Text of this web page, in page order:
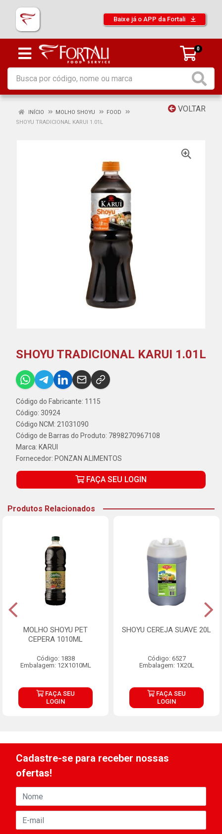
Baixe já o APP da Fortali
0
VOLTAR
INÍCIO MOLHO SHOYU
FOOD
SHOYU TRADICIONAL KARUI 1.01L
SHOYU TRADICIONAL KARUI 1.01L
Código do Fabricante: 1115
Código: 30924
Código NCM: 21031090
Código de Barras do Produto: 7898270967108
Marca: KARUI
Fornecedor: PONZAN ALIMENTOS
FAÇA SEU LOGIN
Produtos Relacionados
MOLHO SHOYU PET
CEPERA 1010ML
Código: 1838
Embalagem: 12X1010ML
FAÇA SEU
LOGIN
SHOYU CEREJA SUAVE 20L
Código: 6527
Embalagem: 1X20L
FAÇA SEU
LOGIN
Cadastre-se para receber nossas
ofertas!